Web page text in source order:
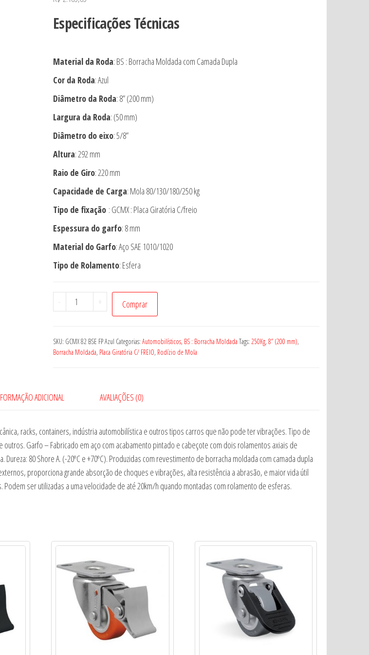
Especificações Técnicas
Material da Roda: BS : Borracha Moldada com Camada Dupla
Cor da Roda: Azul
Diâmetro da Roda: 8” (200 mm)
Largura da Roda: (50 mm)
Diâmetro do eixo: 5/8”
Altura: 292 mm
Raio de Giro: 220 mm
Capacidade de Carga: Mola 80/130/180/250 kg
Tipo de fixação: GCMX : Placa Giratória C/freio
Espessura do garfo: 8 mm
Material do Garfo: Aço SAE 1010/1020
Tipo de Rolamento: Esfera
-
Rodízio
GCMX
BSE
FP
+ Comprar
SKU: GCMX 82 BSE FP Azul Categorias: Automobilísticos, BS : Borracha Moldada Tags: 250Kg, 8” (200 mm),
Borracha Moldada, Placa Giratória C/ FREIO, Rodízio de Mola
ADICIONAL AVALIAÇÕES (0)
racks, containers, indústria automobilística e outros tipos carros que não pode ter vibrações. Tipo de
Garfo – Fabricado em aço com acabamento pintado e cabeçote com dois rolamentos axiais de
80 Shore A. (-20ºC e +70ºC). Produzidas com revestimento de borracha moldada com camada dupla
proporciona grande absorção de choques e vibrações, alta resistência a abrasão, e maior vida útil
ser utilizadas a uma velocidade de até 20km/h quando montadas com rolamento de esferas.